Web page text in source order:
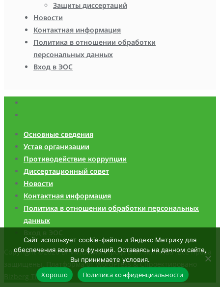
Защиты диссертаций
Новости
Контактная информация
Политика в отношении обработки
персональных данных
Вход в ЭОС
Основные сведения
Устав организации
Противодействие коррупции
Диссертационный совет
Новости
Контактная информация
Политика в отношении обработки персональных
данных
Copyright ©2026 ВНИИОЗ им. проф. Б.М. Житкова .Все права
Платформа отWordPress &Спроектировано
Bizberg Themes
Сайт использует cookie-файлы и Яндекс Метрику для
обеспечения всех его функций. Оставаясь на данном сайте,
Вы принимаете условия.
Хорошо Политика конфиденциальности